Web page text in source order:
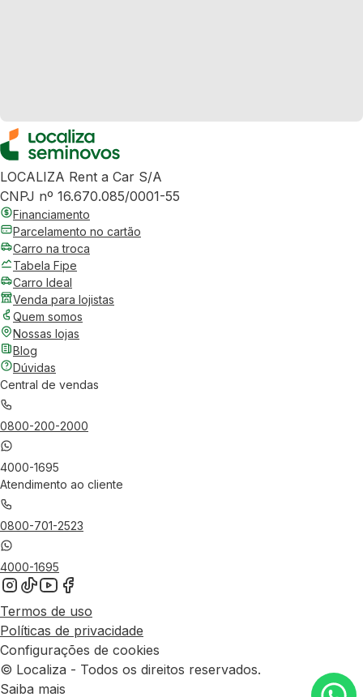
LOCALIZA Rent a Car S/A
CNPJ nº 16.670.085/0001-55
Financiamento
Parcelamento no cartão
Carro na troca
Tabela Fipe
Carro Ideal
Venda para lojistas
Quem somos
Nossas lojas
Blog
Dúvidas
Central de vendas
0800-200-2000
4000-1695
Atendimento ao cliente
0800-701-2523
4000-1695
Termos de uso
Políticas de privacidade
Configurações de cookies
© Localiza - Todos os direitos reservados.
Saiba mais